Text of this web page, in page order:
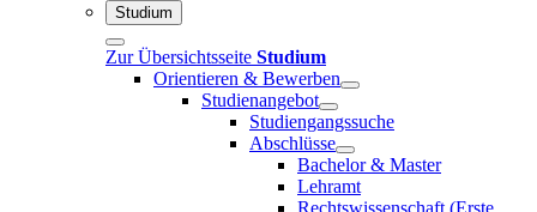
Studium
Zur Übersichtsseite Studium
Orientieren & Bewerben
Studienangebot
Studiengangssuche
Abschlüsse
Bachelor & Master
Lehramt
Rechtswissenschaft (Erste